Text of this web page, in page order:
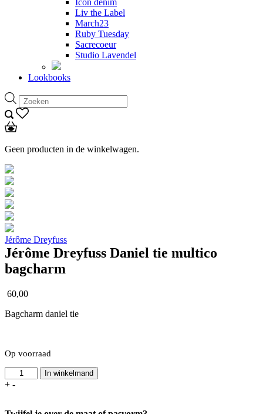
Icon denim
Liv the Label
March23
Ruby Tuesday
Sacrecoeur
Studio Lavendel
Lookbooks
Producten
zoeken
Geen producten in de winkelwagen.
Jérôme Dreyfuss
Jérôme Dreyfuss Daniel tie multico
bagcharm
60,00
Bagcharm daniel tie
Op voorraad
Jérôme
Dreyfuss
+ -
In winkelmand